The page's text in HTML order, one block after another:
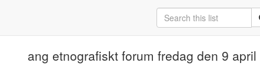
ang etnografiskt forum fredag den 9